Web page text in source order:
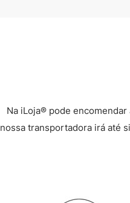
Na iLoja® pode
nossa transportadora irá até